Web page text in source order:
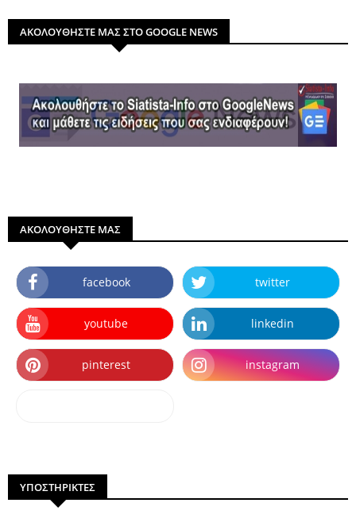
ΑΚΟΛΟΥΘΗΣΤΕ ΜΑΣ ΣΤΟ GOOGLE NEWS
ΑΚΟΛΟΥΘΗΣΤΕ ΜΑΣ
facebook twitter
youtube linkedin
pinterest instagram
ΥΠΟΣΤΗΡΙΚΤΕΣ